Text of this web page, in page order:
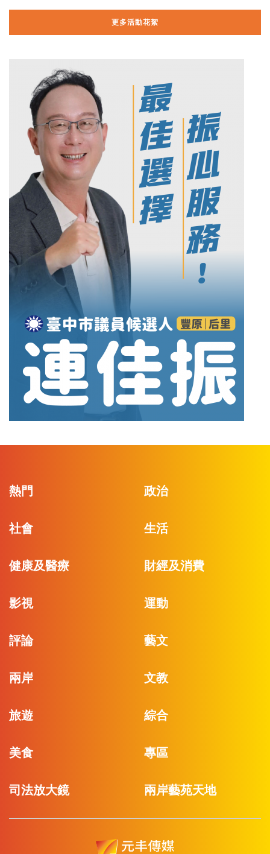
更多活動花絮
熱門 政治
社會 生活
健康及醫療 財經及消費
影視 運動
評論 藝文
兩岸 文教
旅遊 綜合
美食 專區
司法放大鏡 兩岸藝苑天地